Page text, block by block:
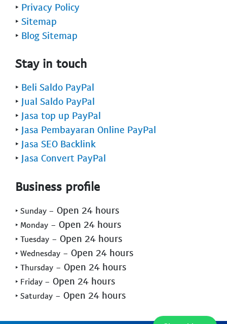
‣ Privacy Policy
‣ Sitemap
‣ Blog Sitemap
Stay in touch
‣ Beli Saldo PayPal
‣ Jual Saldo PayPal
‣ Jasa top up PayPal
‣ Jasa Pembayaran Online PayPal
‣ Jasa SEO Backlink
‣ Jasa Convert PayPal
Business profile
‣ Sunday - Open 24 hours
‣ Monday - Open 24 hours
‣ Tuesday - Open 24 hours
‣ Wednesday - Open 24 hours
‣ Thursday - Open 24 hours
‣ Friday - Open 24 hours
‣ Saturday - Open 24 hours